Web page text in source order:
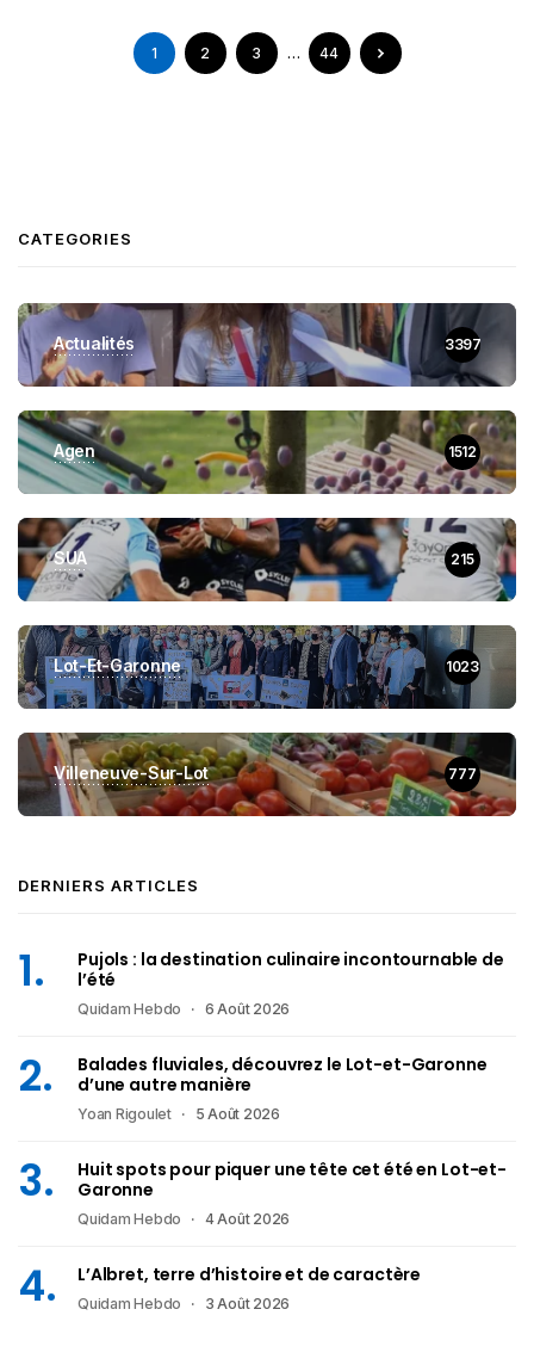
1 2 3 … 44
CATEGORIES
Actualités 3397
Agen 1512
SUA 215
Lot-Et-Garonne 1023
Villeneuve-Sur-Lot 777
DERNIERS ARTICLES
Pujols : la destination culinaire incontournable de
l’été
Quidam Hebdo 6 Août 2026
Balades fluviales, découvrez le Lot-et-Garonne
d’une autre manière
Yoan Rigoulet 5 Août 2026
Huit spots pour piquer une tête cet été en Lot-et-
Garonne
Quidam Hebdo 4 Août 2026
L’Albret, terre d’histoire et de caractère
Quidam Hebdo 3 Août 2026